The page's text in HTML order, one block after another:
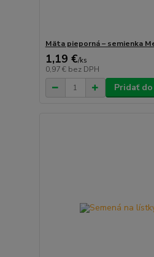
Mäta pieporná – semienka
1,19 €/ks
0,97 € bez DPH
Pridať